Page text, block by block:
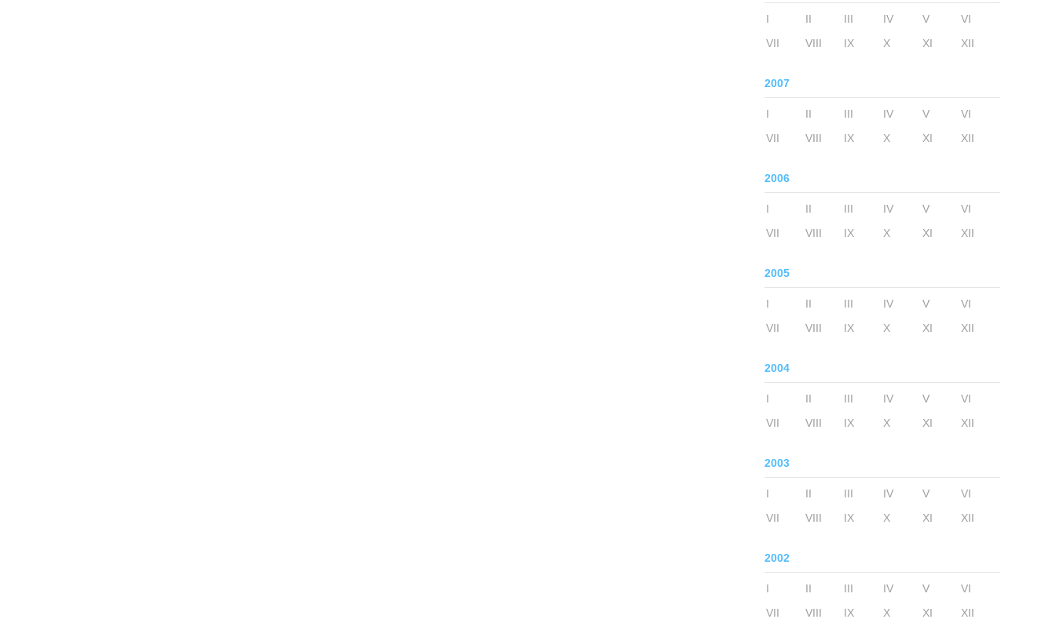
I II III IV V
VI
VII
VIII IX X XI XII
2007
I II III IV V
VI
VII
VIII IX X XI XII
2006
I II III IV V
VI
VII
VIII IX X XI XII
2005
I II III IV V
VI
VII
VIII IX X XI XII
2004
I II III IV V
VI
VII
VIII IX X XI XII
2003
I II III IV V
VI
VII
VIII IX X XI XII
2002
I II III IV V
VI
VII
VIII IX X XI XII